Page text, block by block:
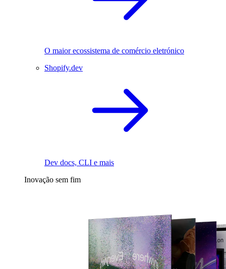
O maior ecossistema de comércio eletrónico
Shopify.dev
Dev docs, CLI e mais
Inovação sem fim